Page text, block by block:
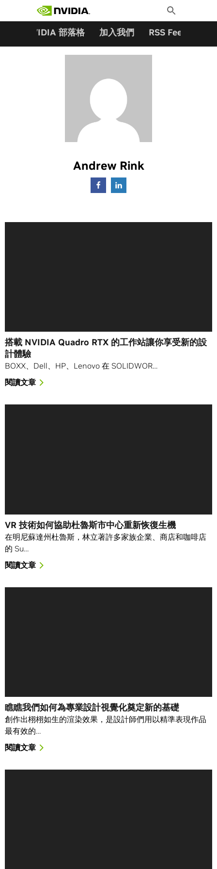
Toggle
Search
NVIDIA 部落格 加入我們 RSS Feeds
Andrew Rink
搭載 NVIDIA Quadro RTX 的工作站讓你享受新的設
計體驗
BOXX、Dell、HP、Lenovo 在 SOLIDWOR…
閱讀文章
VR 技術如何協助杜魯斯市中心重新恢復生機
在明尼蘇達州杜魯斯，林立著許多家族企業、商店和咖啡店
的 Su…
閱讀文章
瞧瞧我們如何為專業設計視覺化奠定新的基礎
創作出栩栩如生的渲染效果，是設計師們用以精準表現作品
最有效的…
閱讀文章